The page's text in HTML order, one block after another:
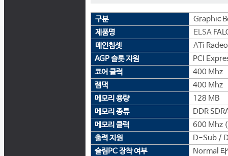
구분
Graphic
제품명
ELSA
메인칩셋
ATi
AGP 슬롯 지원
PCI
코어 클럭
400 Mhz
램댁
400 Mhz
메모리 용량
128 MB
메모리 종류
DDR
메모리 클럭
600 Mhz
출력 지원
D-Sub /
슬림PC 장착 여부
Normal 타